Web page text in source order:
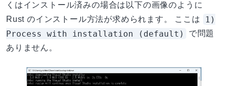
くはインストール済みの場合は以下の画像のように
Rust のインストール方法が求められます。 ここは
1)
Process with installation (default)
で問題
ありません。